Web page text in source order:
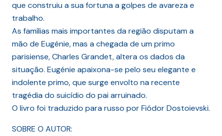
que construiu a sua fortuna a golpes de avareza e
trabalho.
As famílias mais importantes da região disputam a
mão de Eugénie, mas a chegada de um primo
parisiense, Charles Grandet, altera os dados da
situação. Eugénie apaixona-se pelo seu elegante e
indolente primo, que surge envolto na recente
tragédia do suicídio do pai arruinado.
O livro foi traduzido para russo por Fiódor Dostoievski.
SOBRE O AUTOR: